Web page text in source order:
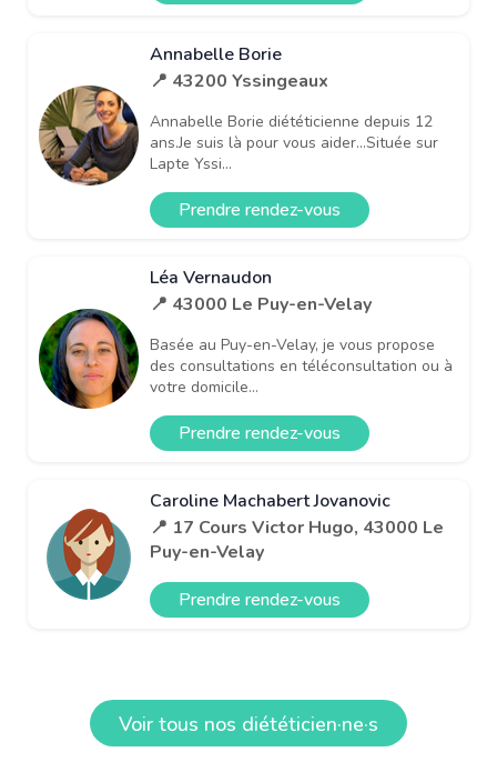
Annabelle Borie
📍 43200 Yssingeaux
Annabelle Borie diététicienne depuis 12
ans.Je suis là pour vous aider...Située sur
Lapte Yssi...
Prendre rendez-vous
Léa Vernaudon
📍 43000 Le Puy-en-Velay
Basée au Puy-en-Velay, je vous propose
des consultations en téléconsultation ou à
votre domicile...
Prendre rendez-vous
Caroline Machabert Jovanovic
📍 17 Cours Victor Hugo, 43000 Le
Puy-en-Velay
Prendre rendez-vous
Voir tous nos diététicien·ne·s